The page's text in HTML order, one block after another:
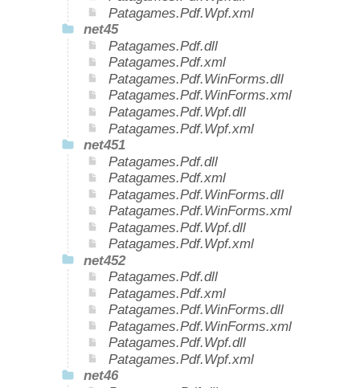
Patagames.Pdf.Wpf.xml
net45
Patagames.Pdf.dll
Patagames.Pdf.xml
Patagames.Pdf.WinForms.dll
Patagames.Pdf.WinForms.xml
Patagames.Pdf.Wpf.dll
Patagames.Pdf.Wpf.xml
net451
Patagames.Pdf.dll
Patagames.Pdf.xml
Patagames.Pdf.WinForms.dll
Patagames.Pdf.WinForms.xml
Patagames.Pdf.Wpf.dll
Patagames.Pdf.Wpf.xml
net452
Patagames.Pdf.dll
Patagames.Pdf.xml
Patagames.Pdf.WinForms.dll
Patagames.Pdf.WinForms.xml
Patagames.Pdf.Wpf.dll
Patagames.Pdf.Wpf.xml
net46